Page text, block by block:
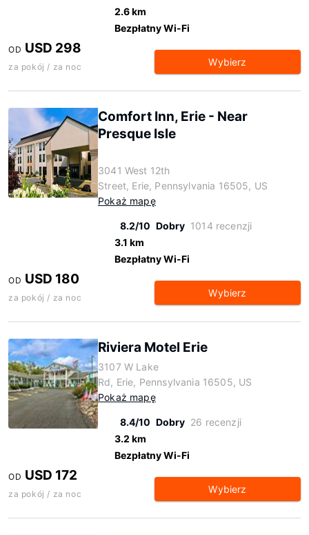
2.6 km
Bezpłatny Wi-Fi
OD USD 298
za pokój / za noc Wybierz
Comfort Inn, Erie - Near
Presque Isle
3041 West 12th
Street, Erie, Pennsylvania 16505, US
Pokaż mapę
8.2/10 Dobry 1014 recenzji
3.1 km
Bezpłatny Wi-Fi
OD USD 180
za pokój / za noc Wybierz
Riviera Motel Erie
3107 W Lake
Rd, Erie, Pennsylvania 16505, US
Pokaż mapę
8.4/10 Dobry 26 recenzji
3.2 km
Bezpłatny Wi-Fi
OD USD 172
za pokój / za noc Wybierz